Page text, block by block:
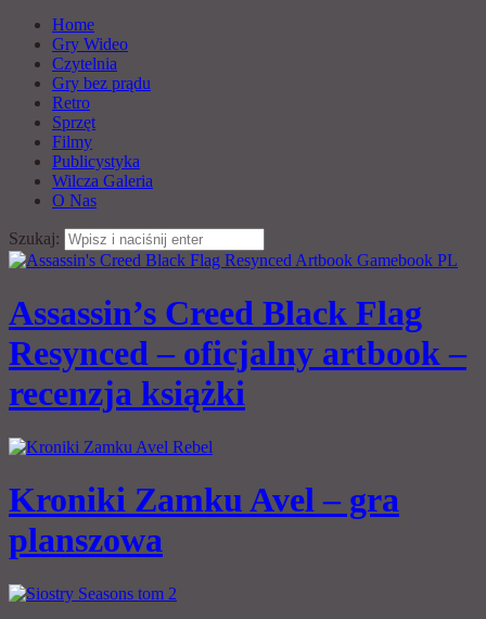
Home
Gry Wideo
Czytelnia
Gry bez prądu
Retro
Sprzęt
Filmy
Publicystyka
Wilcza Galeria
O Nas
Szukaj:
Assassin’s Creed Black Flag
Resynced – oficjalny artbook –
recenzja książki
Kroniki Zamku Avel – gra
planszowa